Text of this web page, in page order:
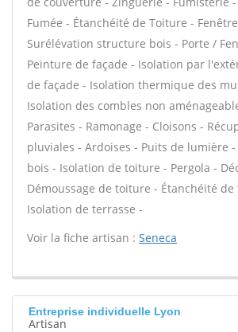
Fumée - Étanchéité de Toiture -
Surélévation structure bois - Porte /
Peinture de façade - Isolation par
de façade - Isolation thermique des
Isolation des combles non
Parasites - Ramonage - Cloisons -
pluviales - Ardoises - Puits de lumière
bois - Isolation de toiture - Pergola -
Démoussage de toiture - Étanchéité de
Isolation de terrasse -
Voir la fiche artisan : Seneca
Entreprise individuelle Lyon
Artisan